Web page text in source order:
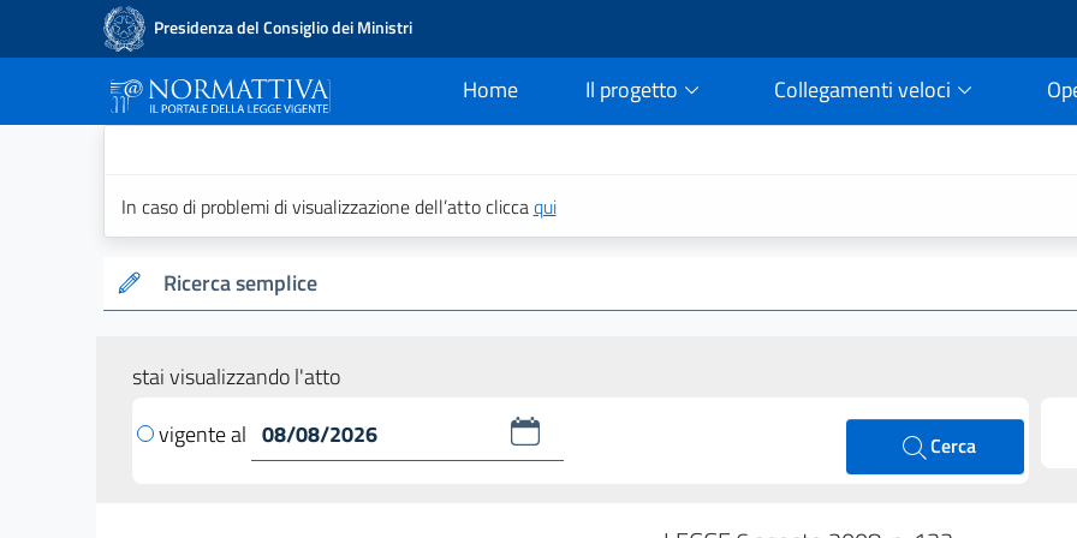
Presidenza del Consiglio dei Ministri
Home
current Il progetto Collegamenti veloci
In caso di problemi di visualizzazione dell’atto cliccaqui
Ricerca semplice
stai visualizzando l'atto
vigente al
Cerca